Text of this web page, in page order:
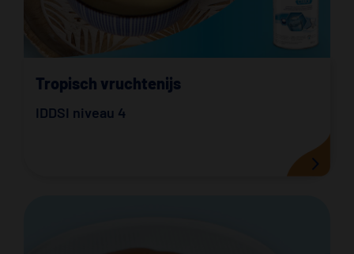
Tropisch vruchtenijs
IDDSI niveau 4